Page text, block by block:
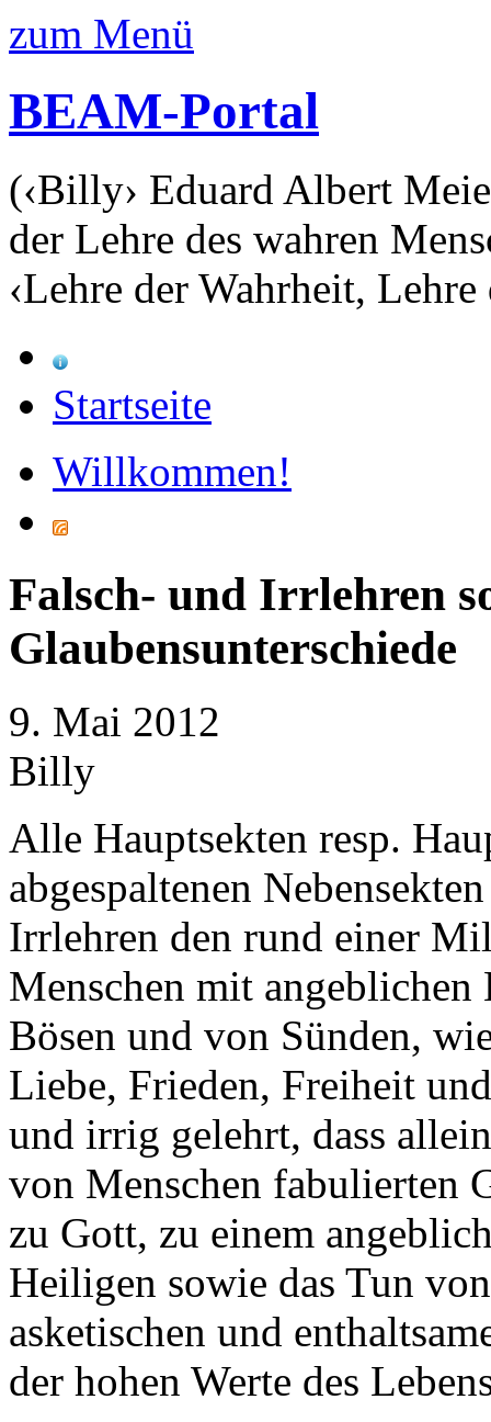
zum Menü
BEAM-Portal
(‹Billy› Eduard Albert
der Lehre des wahren
‹Lehre der Wahrheit, Lehre
Startseite
Willkommen!
Falsch- und Irrlehren
Glaubensunterschiede
9. Mai 2012
Billy
Alle Hauptsekten resp.
abgespaltenen
Irrlehren den rund einer
Menschen mit
Bösen und von Sünden,
Liebe, Frieden, Freiheit
und irrig gelehrt, dass
von Menschen fabulierten
zu Gott, zu einem
Heiligen sowie das Tun
asketischen und
der hohen Werte des